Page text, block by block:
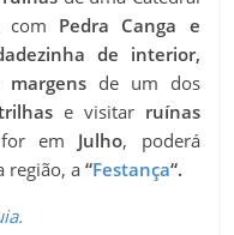
com Pedra Canga e
de interior,
margensde um dos
e visitar ruínas
em Julho, poderá
região, a“Festança“.